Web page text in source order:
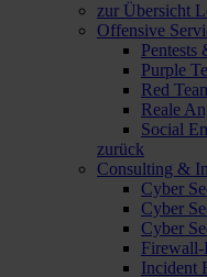
zur Übersicht
Offensive
Pentests
Purple
Red
Reale
Social
zurück
Consulting &
Cyber
Cyber
Cyber
Incident